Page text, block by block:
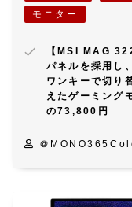
モニター
【MSI MAG
パネルを採用
ワンキーで切り
えたゲーミング
の73,800円
＠